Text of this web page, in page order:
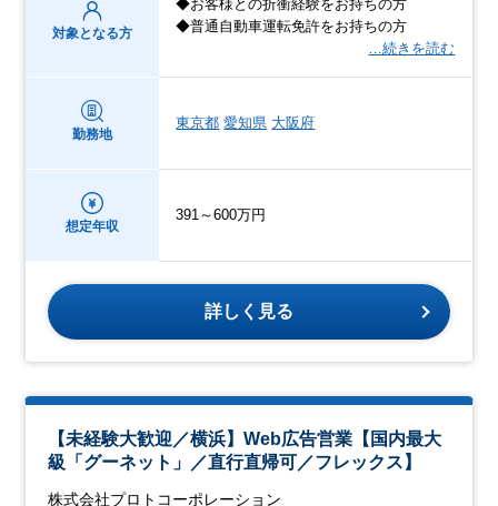
対象となる方
◆お客様との折衝経験をお持ちの方
◆普通自動車運転免許をお持ちの方
…続きを読む
勤務地
東京都 愛知県 大阪府
想定年収
391～600万円
詳しく見る
【未経験大歓迎／横浜】Web広告営業【国内最大
級「グーネット」／直行直帰可／フレックス】
株式会社プロトコーポレーション